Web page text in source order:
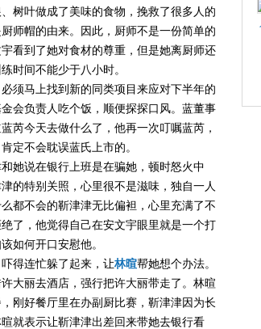
树叶做成了美味的食物，挽救了很多人的
师帽的由来。因此，厨师不是一份简单的
看到了她对食材的尊重，但是她离厨师还
时间不能少于八小时。
须马上找到新的同类项目来应对下半年的
会负责人吃个饭，顺便探探口风。蓝董事
芮今天去做什么了，他再一次叮嘱蓝芮，
定不会耽误蓝氏上市的。
她说在银行上班是在骗她，顿时怒火中
的特别关照，心里很不是滋味，独自一人
都不会的靳津津无比偏袒，心里充满了不
了，他觉得自己在安文宇眼里就是一个打
如何开口安慰他。
得连忙躲了起来，让林暄帮她想个办法。
大丽去酒店，强行把许大丽带走了。林暄
刚好餐厅里在办副厨比赛，靳津津因为长
就表示让靳津津出差回来带她去银行看